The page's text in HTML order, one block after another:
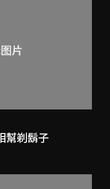
幫剃鬍子